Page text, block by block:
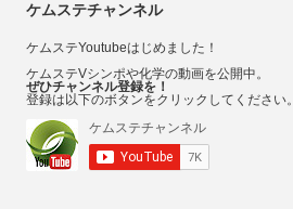
ケムステチャンネル
ケムステYoutubeはじめました！
ケムステVシンポや化学の動画を公開中。
ぜひチャンネル登録を！
登録は以下のボタンをクリックしてください。